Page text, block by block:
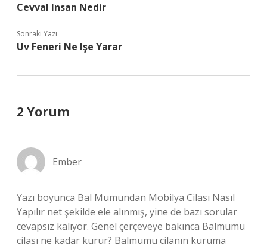
Cevval Insan Nedir
Sonraki Yazı
Uv Feneri Ne Işe Yarar
2 Yorum
Ember
Yazı boyunca Bal Mumundan Mobilya Cilası Nasıl
Yapılır net şekilde ele alınmış, yine de bazı sorular
cevapsız kalıyor. Genel çerçeveye bakınca Balmumu
cilası ne kadar kurur? Balmumu cilanın kuruma